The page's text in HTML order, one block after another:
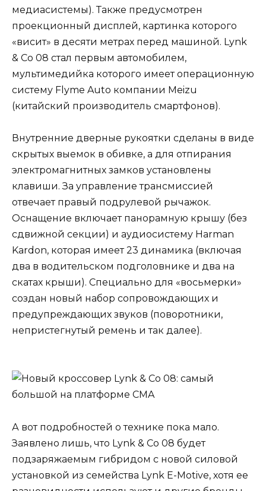
медиасистемы). Также предусмотрен
проекционный дисплей, картинка которого
«висит» в десяти метрах перед машиной. Lynk
& Co 08 стал первым автомобилем,
мультимедийка которого имеет операционную
систему Flyme Auto компании Meizu
(китайский производитель смартфонов).
Внутренние дверные рукоятки сделаны в виде
скрытых выемок в обивке, а для отпирания
электромагнитных замков установлены
клавиши. За управление трансмиссией
отвечает правый подрулевой рычажок.
Оснащение включает панорамную крышу (без
сдвижной секции) и аудиосистему Harman
Kardon, которая имеет 23 динамика (включая
два в водительском подголовнике и два на
скатах крыши). Специально для «восьмерки»
создан новый набор сопровождающих и
предупреждающих звуков (поворотники,
непристегнутый ремень и так далее).
А вот подробностей о технике пока мало.
Заявлено лишь, что Lynk & Co 08 будет
подзаряжаемым гибридом с новой силовой
установкой из семейства Lynk E-Motive, хотя ее